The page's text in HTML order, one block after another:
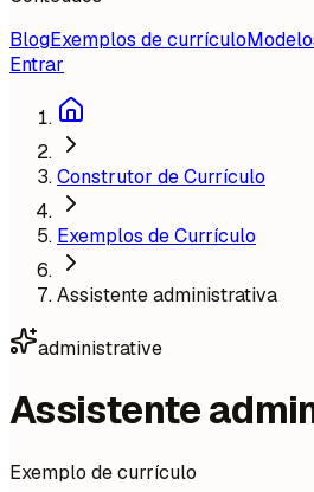
BlogExemplos de currículo
Entrar
Construtor de Currículo
Exemplos de Currículo
Assistente administrativa
administrative
Assistente
Exemplo de currículo